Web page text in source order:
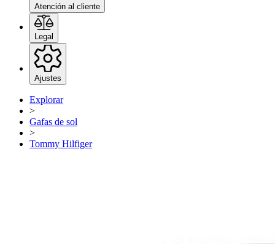
Atención al cliente
Legal
Ajustes
Explorar
>
Gafas de sol
>
Tommy Hilfiger